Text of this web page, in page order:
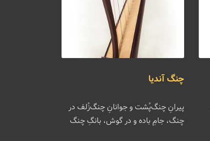
چنگ آندیا
پیرانِ چنگ‌پُشت و جوانانِ چنگ‌زُلف در
چنگ، جامِ باده و در گوش، بانگِ چنگ